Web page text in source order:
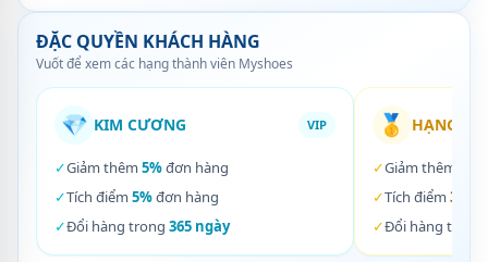
ĐẶC QUYỀN KHÁCH HÀNG
Vuốt để xem các hạng thành viên Myshoes
💎 KIM CƯƠNG VIP
✓Giảm thêm 5%đơn hàng
✓Tích điểm 5%đơn hàng
✓Đổi hàng trong 365 ngày
🥇 HẠNG
✓Giảm thêm
✓Tích điểm 3%
✓Đổi hàng trong